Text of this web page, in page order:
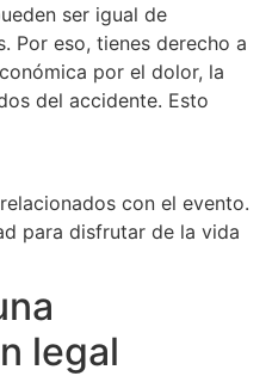
ser igual de
Por eso, tienes derecho a
por el dolor, la
del accidente. Esto
con el evento.
para disfrutar de la vida
legal